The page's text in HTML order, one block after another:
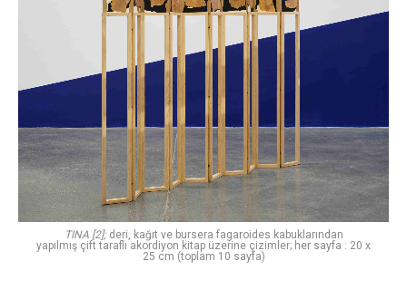
TINA [2];deri, kağıt ve bursera fagaroides kabuklarından
yapılmış çift taraflı akordiyon kitap üzerine çizimler; her sayfa : 20 x
25 cm (toplam 10 sayfa)